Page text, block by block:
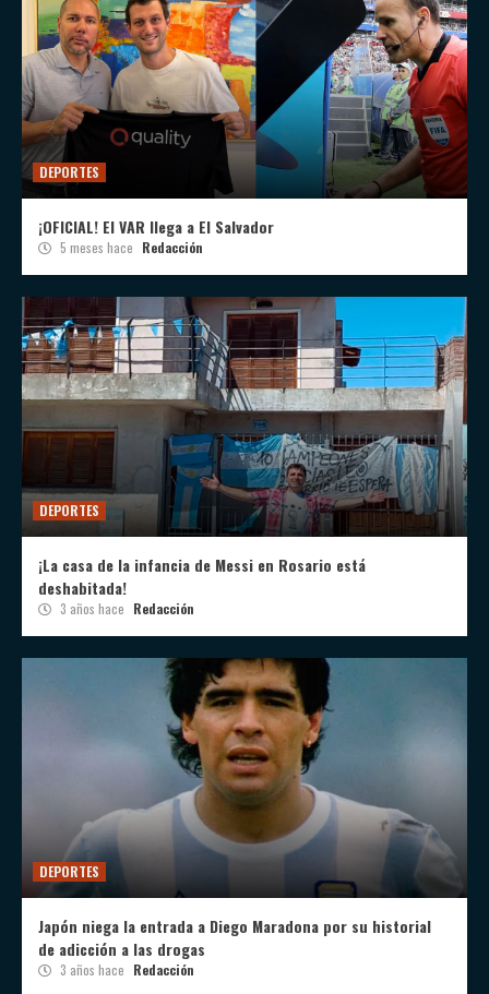
DEPORTES
¡OFICIAL! El VAR llega a El Salvador
5 meses hace Redacción
DEPORTES
¡La casa de la infancia de Messi en Rosario está
deshabitada!
3 años hace Redacción
DEPORTES
Japón niega la entrada a Diego Maradona por su historial
de adicción a las drogas
3 años hace Redacción